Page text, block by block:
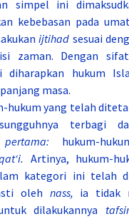
simpel ini
kebebasan pada
ijtihad sesuai
zaman. Dengan
diharapkan hukum
masa.
yang telah
terbagi
pertama: hukum-
Artinya, hukum-
kategori ini telah
oleh nass, ia tidak
dilakukannya tafsir